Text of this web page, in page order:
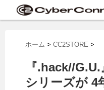
ホーム > CC2STORE >
『.hack//
シリーズが 4